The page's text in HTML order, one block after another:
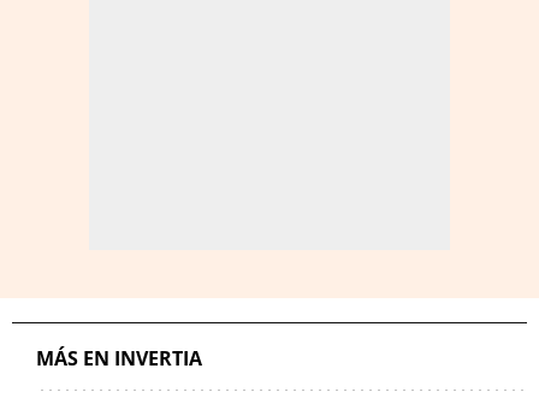
MÁS EN INVERTIA